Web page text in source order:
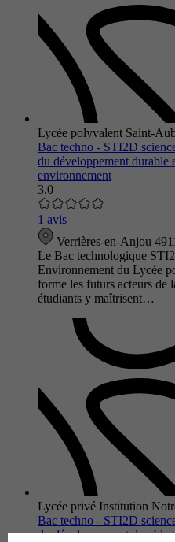
Lycée polyvalent Saint-
Bac techno - STI2D
du développement durable
environnement
3.0
1 avis
Verrières-en-Anjou
Le Bac technologique
Environnement du Lycée
forme les futurs acteurs de
étudiants y maîtrisent…
Lycée privé Institution
Bac techno - STI2D
du développement durable